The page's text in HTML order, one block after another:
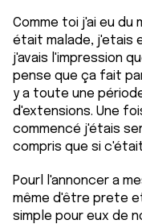
Comme toi j'ai eu du
était malade, j'etais
j'avais l'impression
pense que ça fait
y a toute une
d'extensions. Une
commencé j'étais
compris que si
Pourl l'annoncer a
même d'être prete
simple pour eux de